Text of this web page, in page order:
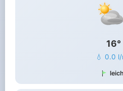
16°
💧 0.0 l/